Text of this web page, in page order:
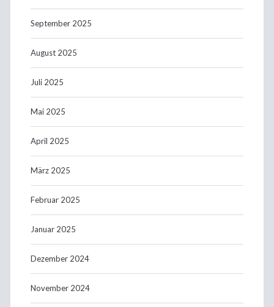
September 2025
August 2025
Juli 2025
Mai 2025
April 2025
März 2025
Februar 2025
Januar 2025
Dezember 2024
November 2024